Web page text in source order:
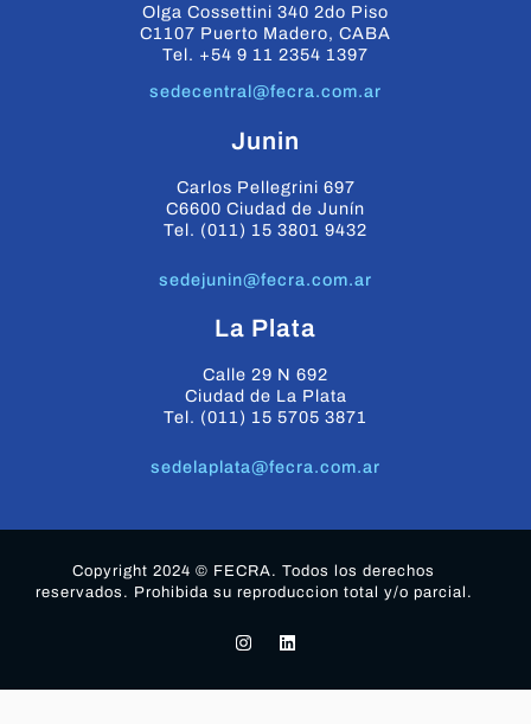
Olga Cossettini 340 2do Piso
C1107 Puerto Madero, CABA
Tel. +54 9 11 2354 1397
sedecentral@fecra.com.ar
Junin
Carlos Pellegrini 697
C6600 Ciudad de Junín
Tel. (011) 15 3801 9432
sedejunin@fecra.com.ar
La Plata
Calle 29 N 692
Ciudad de La Plata
Tel. (011) 15 5705 3871
sedelaplata@fecra.com.ar
Copyright 2024 © FECRA. Todos los derechos
reservados. Prohibida su reproduccion total y/o parcial.